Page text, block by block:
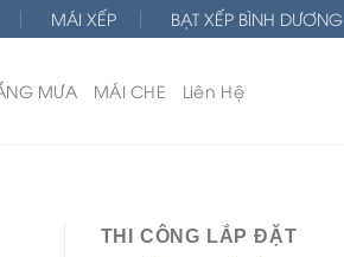
MÁI XẾP BẠT XẾP BÌNH DƯƠNG
MƯA MÁI CHE Liên Hệ
THI CÔNG LẮP ĐẶT